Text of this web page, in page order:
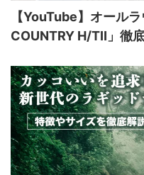
【YouTube】オール
COUNTRY H/TⅡ」徹